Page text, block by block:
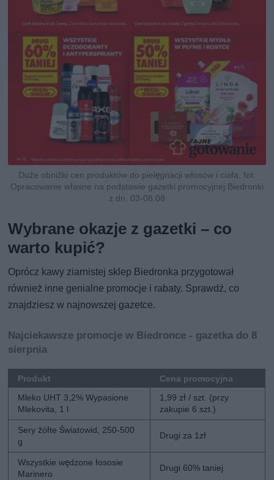
Duże obniżki cen produktów do pielęgnacji włosów i ciała, fot.
Opracowanie własne na podstawie gazetki promocyjnej Biedronki
z dn. 03-08.08
Wybrane okazje z gazetki – co
warto kupić?
Oprócz kawy ziarnistej sklep Biedronka przygotował
również inne genialne promocje i rabaty. Sprawdź, co
znajdziesz w najnowszej gazetce.
Najciekawsze promocje w Biedronce - gazetka do 8
sierpnia
Produkt
Cena promocyjna
Mleko UHT 3,2% Wypasione
Mlekovita, 1 l
1,99 zł / szt. (przy
zakupie 6 szt.)
Sery żółte Światowid, 250-500
g
Drugi za 1zł
Wszystkie wędzone łososie
Marinero
Drugi 60% taniej